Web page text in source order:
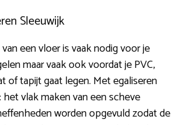
Sleeuwijk
een vloer is vaak nodig voor je
maar vaak ook voordat je PVC,
of tapijt gaat legen. Met egaliseren
vlak maken van een scheve
worden opgevuld zodat de